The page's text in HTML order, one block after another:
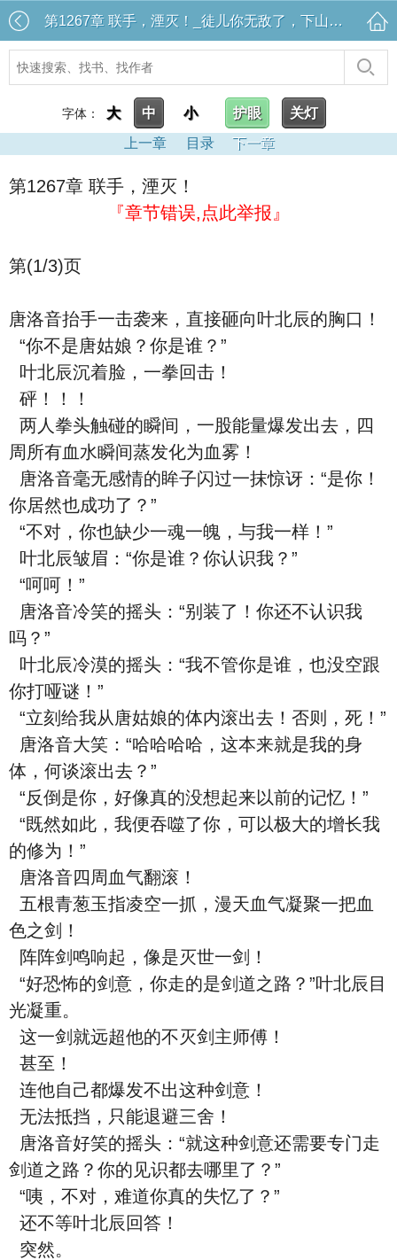
第1267章 联手，湮灭！_徒儿你无敌了，下山去吧叶北辰周若妤
字体： 大 中 小 护眼
关灯
上一章
目录 下一章
第1267章 联手，湮灭！
『章节错误,点此举报』
第(1/3)页
唐洛音抬手一击袭来，直接砸向叶北辰的胸口！
“你不是唐姑娘？你是谁？”
叶北辰沉着脸，一拳回击！
砰！！！
两人拳头触碰的瞬间，一股能量爆发出去，四
周所有血水瞬间蒸发化为血雾！
唐洛音毫无感情的眸子闪过一抹惊讶：“是你！
你居然也成功了？”
“不对，你也缺少一魂一魄，与我一样！”
叶北辰皱眉：“你是谁？你认识我？”
“呵呵！”
唐洛音冷笑的摇头：“别装了！你还不认识我
吗？”
叶北辰冷漠的摇头：“我不管你是谁，也没空跟
你打哑谜！”
“立刻给我从唐姑娘的体内滚出去！否则，死！”
唐洛音大笑：“哈哈哈哈，这本来就是我的身
体，何谈滚出去？”
“反倒是你，好像真的没想起来以前的记忆！”
“既然如此，我便吞噬了你，可以极大的增长我
的修为！”
唐洛音四周血气翻滚！
五根青葱玉指凌空一抓，漫天血气凝聚一把血
色之剑！
阵阵剑鸣响起，像是灭世一剑！
“好恐怖的剑意，你走的是剑道之路？”叶北辰目
光凝重。
这一剑就远超他的不灭剑主师傅！
甚至！
连他自己都爆发不出这种剑意！
无法抵挡，只能退避三舍！
唐洛音好笑的摇头：“就这种剑意还需要专门走
剑道之路？你的见识都去哪里了？”
“咦，不对，难道你真的失忆了？”
还不等叶北辰回答！
突然。